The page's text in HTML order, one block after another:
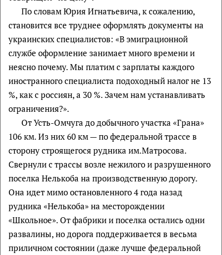
По словам Юрия Игнатьевича, к сожалению,
становится все труднее оформлять документы на
украинских специалистов: «В эмиграционной
службе оформление занимает много времени и
неясно почему. Мы платим с зарплаты каждого
иностранного специалиста подоходный налог не 13
%, как с россиян, а 30 %. Зачем нам устанавливать
ограничения?».
От Усть-Омчуга до добычного участка «Грана»
106 км. Из них 60 км — по федеральной трассе в
сторону строящегося рудника им.Матросова.
Свернули с трассы возле нежилого и разрушенного
поселка Нелькоба на производственную дорогу.
Она идет мимо остановленного 4 года назад
рудника «Нелькоба» на месторождении
«Школьное». От фабрики и поселка остались одни
развалины, но дорога поддерживается в весьма
приличном состоянии (даже лучше федеральной